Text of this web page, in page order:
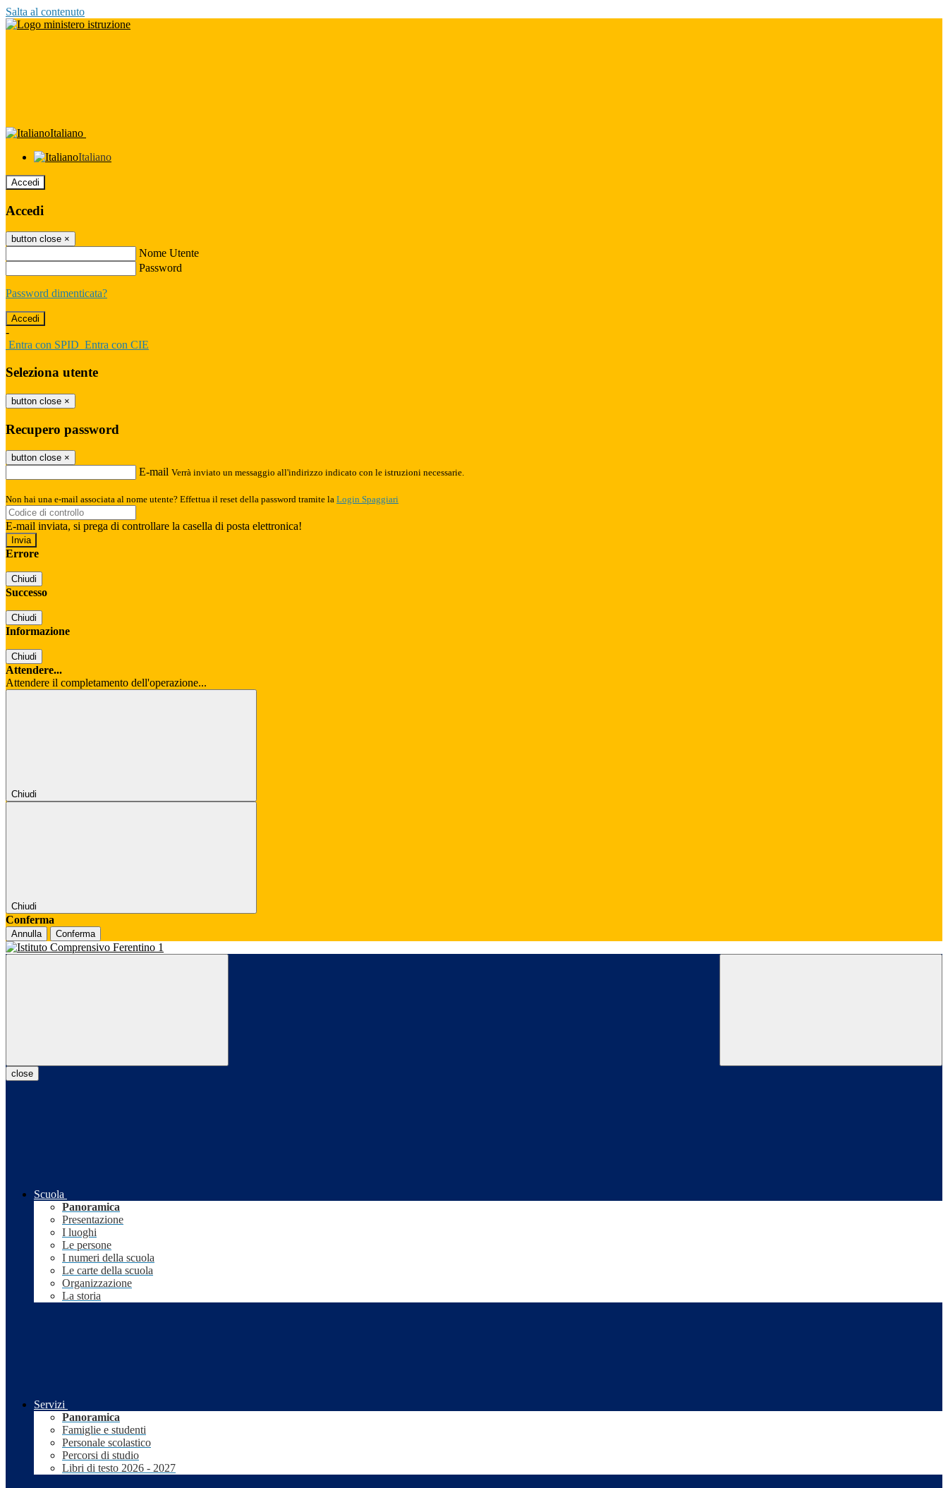
Salta al contenuto
Italiano
Italiano
Accedi
Accedi
button close ×
Nome Utente
Password
Password dimenticata?
-
Entra con SPID Entra con CIE
Seleziona utente
button close ×
Recupero password
button close ×
E-mail Verrà inviato un messaggio all'indirizzo indicato con le istruzioni necessarie.
Non hai una e-mail associata al nome utente? Effettua il reset della password tramite la Login Spaggiari
E-mail inviata, si prega di controllare la casella di posta elettronica!
Errore
Chiudi
Successo
Chiudi
Informazione
Chiudi
Attendere...
Attendere il completamento dell'operazione...
Chiudi
Chiudi
Conferma
Annulla Conferma
close
Scuola
Panoramica
Presentazione
I luoghi
Le persone
I numeri della scuola
Le carte della scuola
Organizzazione
La storia
Servizi
Panoramica
Famiglie e studenti
Personale scolastico
Percorsi di studio
Libri di testo 2026 - 2027